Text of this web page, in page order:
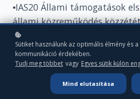
▪️IAS20 Állami támogatások
állami közreműködés
▪️IAS23 Hitelfelvételi költségek
▪️IAS36 Eszközök értékvesztése
▪️IFRS5 Értékesítésre tartott
▪️IAS2 Készletek
Sütiket használunk az optimális élmény és
kommunikáció érdekében.
Tudj meg többet vagy Egyes sütik külön
Mind elutasítása